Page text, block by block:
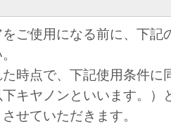
ご使用になる前に、下記
時点で、下記使用条件に
キヤノンといいます。）
せていただきます。